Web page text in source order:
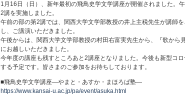
1月16日（日）、新年最初の飛鳥史学文学講座が開催されました。
2講を実施しました。
午前の部の第2講では、関西大学文学部教授の井上主税先生が講師
し、ご講演いただきました。
午後からは、関西大学文学部教授の村田右富実先生から、『歌か
にお越しいただきました。
今年度の講座も残すところあと2講座となりました。今後も新型コ
する予定です。皆さまのご参加をお待ちしております。
■飛鳥史学文学講座―やまと・あすか・まほろば塾―
https://www.kansai-u.ac.jp/pa/event/asuka.html